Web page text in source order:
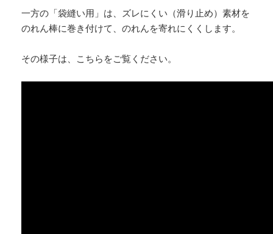
一方の「袋縫い用」は、ズレにくい（滑り止め）素材を
のれん棒に巻き付けて、のれんを寄れにくくします。
その様子は、こちらをご覧ください。